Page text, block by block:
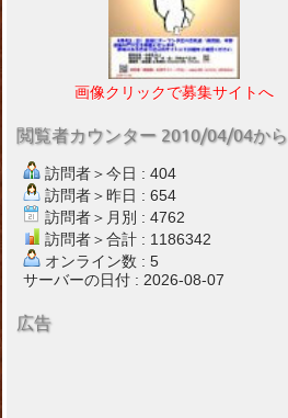
画像クリックで募集サイトへ
閲覧者カウンター 2010/04/04から
訪問者＞今日 : 404
訪問者＞昨日 : 654
訪問者＞月別 : 4762
訪問者＞合計 : 1186342
オンライン数 : 5
サーバーの日付 : 2026-08-07
広告